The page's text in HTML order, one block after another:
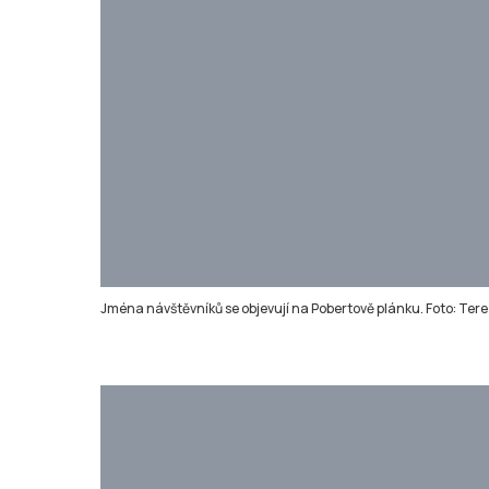
Jména návštěvníků se objevují na Pobertově plánku. Foto: